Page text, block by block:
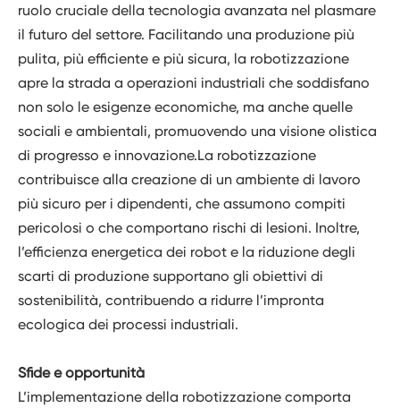
ruolo cruciale della tecnologia avanzata nel plasmare
il futuro del settore. Facilitando una produzione più
pulita, più efficiente e più sicura, la robotizzazione
apre la strada a operazioni industriali che soddisfano
non solo le esigenze economiche, ma anche quelle
sociali e ambientali, promuovendo una visione olistica
di progresso e innovazione.La robotizzazione
contribuisce alla creazione di un ambiente di lavoro
più sicuro per i dipendenti, che assumono compiti
pericolosi o che comportano rischi di lesioni. Inoltre,
l’efficienza energetica dei robot e la riduzione degli
scarti di produzione supportano gli obiettivi di
sostenibilità, contribuendo a ridurre l’impronta
ecologica dei processi industriali.
Sfide e opportunità
L’implementazione della robotizzazione comporta